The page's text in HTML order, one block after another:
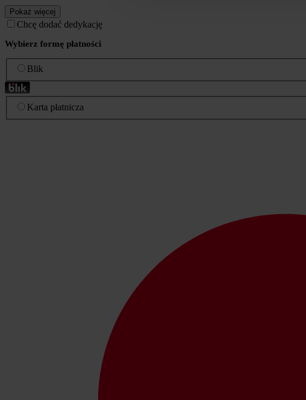
Pokaż więcej
Chcę dodać dedykację
Wybierz formę płatności
Blik
Karta płatnicza